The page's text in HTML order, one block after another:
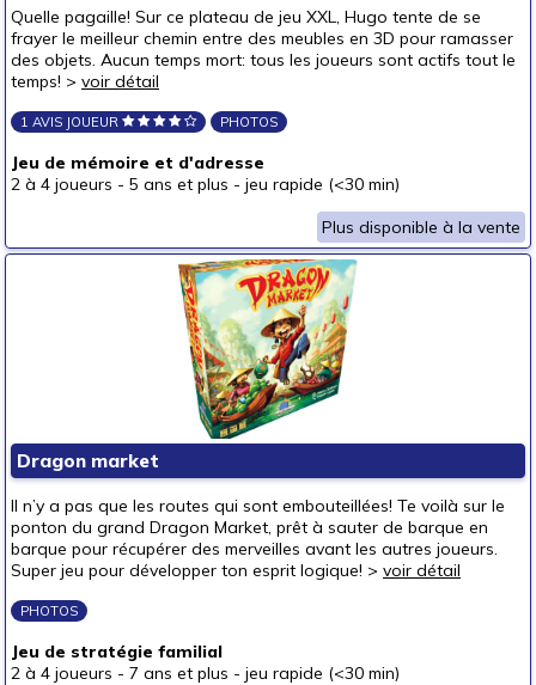
Quelle pagaille! Sur ce plateau de jeu XXL, Hugo tente de se
frayer le meilleur chemin entre des meubles en 3D pour ramasser
des objets. Aucun temps mort: tous les joueurs sont actifs tout le
temps! > voir détail
1 AVIS JOUEUR PHOTOS
Jeu de mémoire et d'adresse
2 à 4 joueurs - 5 ans et plus - jeu rapide (<30 min)
Plus disponible à la vente
Dragon market
Il n’y a pas que les routes qui sont embouteillées! Te voilà sur le
ponton du grand Dragon Market, prêt à sauter de barque en
barque pour récupérer des merveilles avant les autres joueurs.
Super jeu pour développer ton esprit logique! > voir détail
PHOTOS
Jeu de stratégie familial
2 à 4 joueurs - 7 ans et plus - jeu rapide (<30 min)